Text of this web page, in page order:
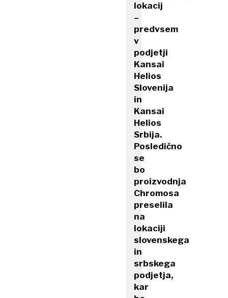
lokacij
–
predvsem
v
podjetji
Kansai
Helios
Slovenija
in
Kansai
Helios
Srbija.
Posledično
se
bo
proizvodnja
Chromosa
preselila
na
lokaciji
slovenskega
in
srbskega
podjetja,
kar